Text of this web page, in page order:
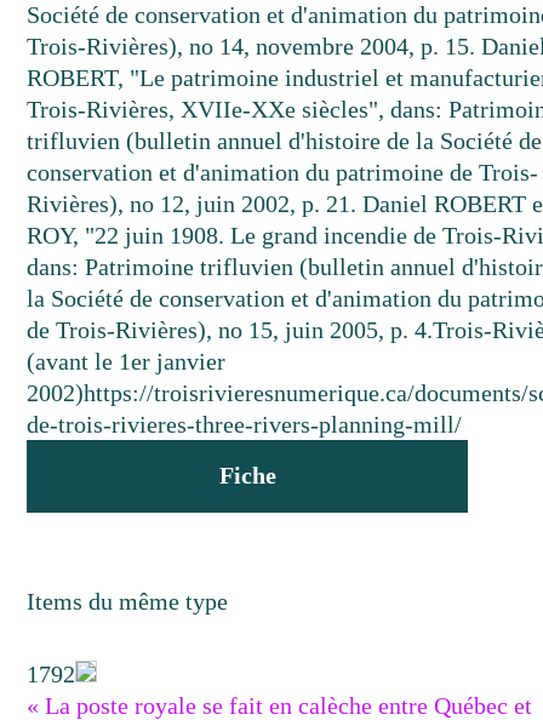
Société de conservation et d'animation du
Trois-Rivières), no 14, novembre 2004, p. 15.
ROBERT, "Le patrimoine industriel et
Trois-Rivières, XVIIe-XXe siècles", dans:
trifluvien (bulletin annuel d'histoire de la Société de
conservation et d'animation du patrimoine de Trois-
Rivières), no 12, juin 2002, p. 21. Daniel ROBERT
ROY, "22 juin 1908. Le grand incendie de Trois-
dans: Patrimoine trifluvien (bulletin annuel
la Société de conservation et d'animation du
de Trois-Rivières), no 15, juin 2005, p. 4.Trois-
(avant le 1er janvier
2002)https://troisrivieresnumerique.ca/documents/
de-trois-rivieres-three-rivers-planning-mill/
Fiche
Items du même type
1792
« La poste royale se fait en calèche entre Québec et